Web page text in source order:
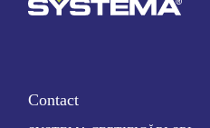
Contact